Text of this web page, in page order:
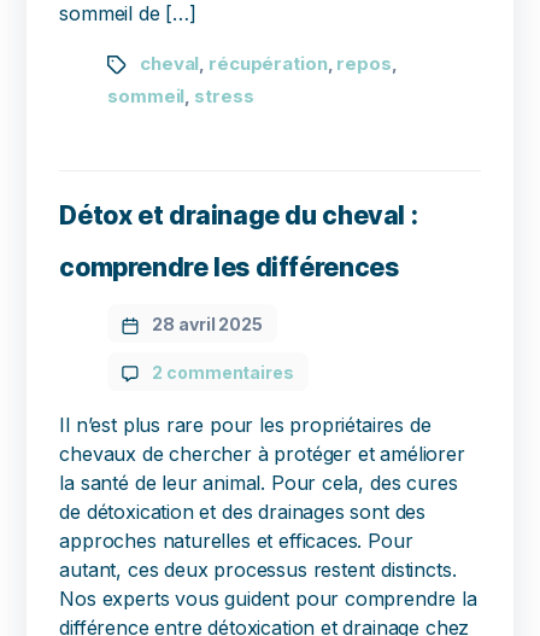
sommeil de […]
cheval récupération, repos
sommeil stress
Détox et drainage du cheval :
comprendre les différences
28 avril 2025
2 commentaires
Il n’est plus rare pour les propriétaires de
chevaux de chercher à protéger et améliorer
la santé de leur animal. Pour cela, des cures
de détoxication et des drainages sont des
approches naturelles et efficaces. Pour
autant, ces deux processus restent distincts.
Nos experts vous guident pour comprendre la
différence entre détoxication et drainage chez